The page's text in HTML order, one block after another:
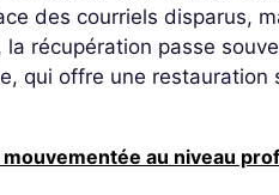
des courriels disparus,
récupération passe
qui offre une restauration
au niveau